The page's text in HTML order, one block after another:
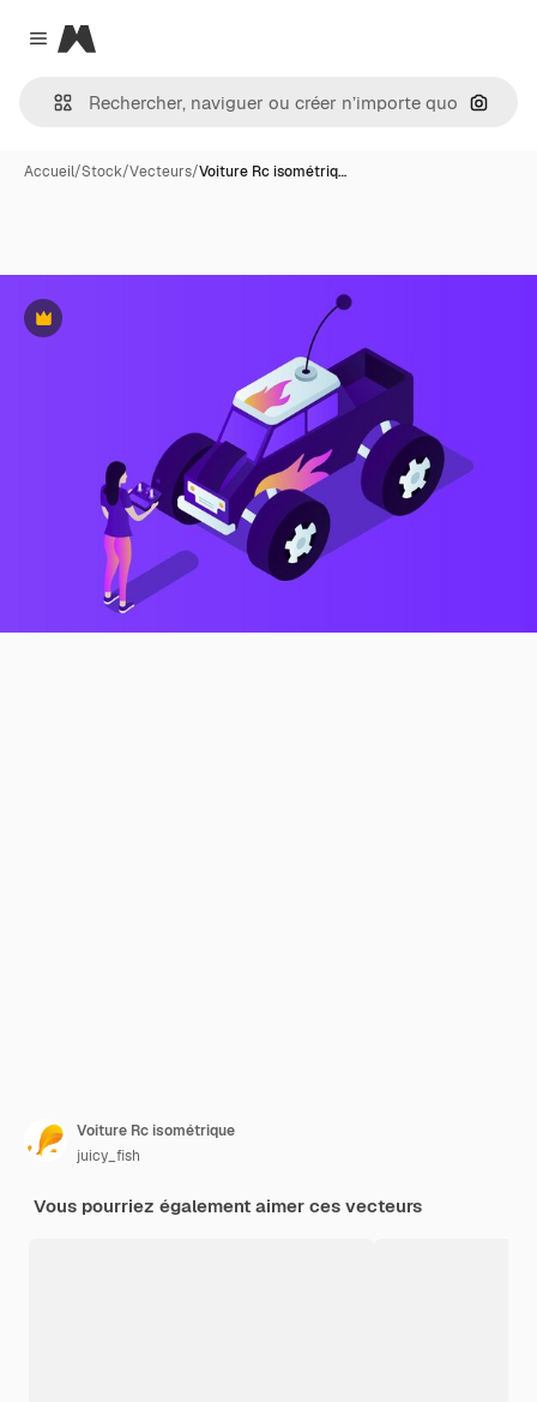
Close menu
Magnific
Accueil/Stock/Vecteurs/Voiture Rc isométriq…
Premium
Voiture Rc isométrique
juicy_fish
Vous pourriez également aimer ces vecteurs